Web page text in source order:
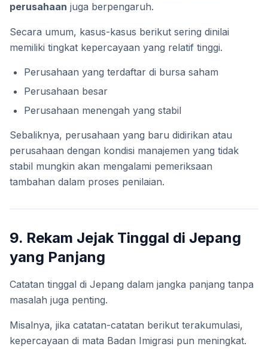
perusahaan juga berpengaruh.
Secara umum, kasus-kasus berikut sering dinilai
memiliki tingkat kepercayaan yang relatif tinggi.
Perusahaan yang terdaftar di bursa saham
Perusahaan besar
Perusahaan menengah yang stabil
Sebaliknya, perusahaan yang baru didirikan atau
perusahaan dengan kondisi manajemen yang tidak
stabil mungkin akan mengalami pemeriksaan
tambahan dalam proses penilaian.
9. Rekam Jejak Tinggal di Jepang
yang Panjang
Catatan tinggal di Jepang dalam jangka panjang tanpa
masalah juga penting.
Misalnya, jika catatan-catatan berikut terakumulasi,
kepercayaan di mata Badan Imigrasi pun meningkat.